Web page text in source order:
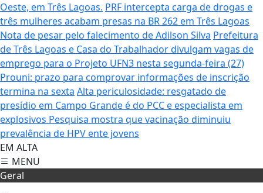
Oeste, em Três Lagoas. PRF intercepta carga de drogas e
três mulheres acabam presas na BR 262 em Três Lagoas
Nota de pesar pelo falecimento de Adilson Silva Prefeitura
de Três Lagoas e Casa do Trabalhador divulgam vagas de
emprego para o Projeto UFN3 nesta segunda-feira (27)
Prouni: prazo para comprovar informações de inscrição
termina na sexta Alta periculosidade: resgatado de
presídio em Campo Grande é do PCC e especialista em
explosivos Pesquisa mostra que vacinação diminuiu
prevalência de HPV ente jovens
EM ALTA
MENU
Geral